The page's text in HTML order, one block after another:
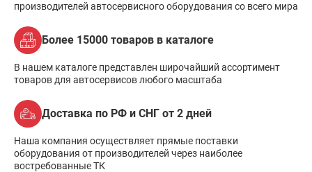
производителей автосервисного оборудования со всего мира
Более 15000 товаров в каталоге
В нашем каталоге представлен широчайший ассортимент
товаров для автосервисов любого масштаба
Доставка по РФ и СНГ от 2 дней
Наша компания осуществляет прямые поставки
оборудования от производителей через наиболее
востребованные ТК